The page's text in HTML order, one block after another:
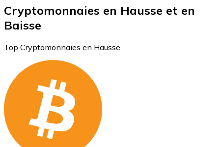
Cryptomonnaies en Hausse et en
Baisse
Top Cryptomonnaies en Hausse